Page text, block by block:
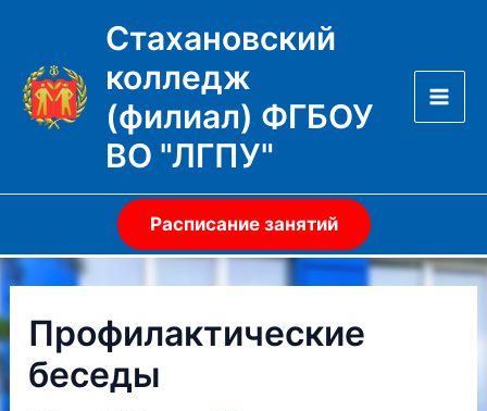
содержимому
Стахановский
колледж
(филиал) ФГБОУ
ВО "ЛГПУ"
Расписание занятий
Профилактические
беседы